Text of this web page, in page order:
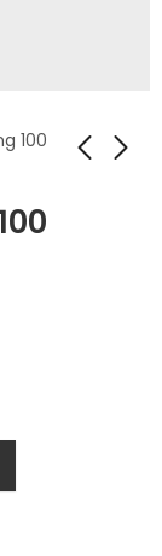
100